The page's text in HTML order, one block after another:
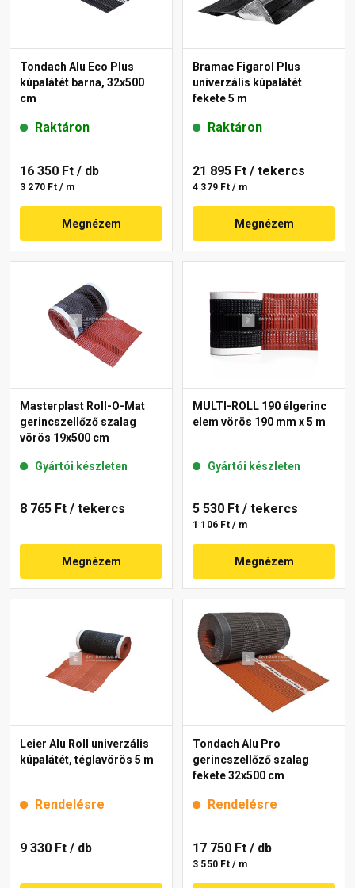
Tondach Alu Eco Plus
kúpalátét barna, 32x500
cm
Raktáron
16 350 Ft / db
3 270 Ft / m
Megnézem
Bramac Figarol Plus
univerzális kúpalátét
fekete 5 m
Raktáron
21 895 Ft / tekercs
4 379 Ft / m
Megnézem
Masterplast Roll-O-Mat
gerincszellőző szalag
vörös 19x500 cm
Gyártói készleten
8 765 Ft / tekercs
Megnézem
MULTI-ROLL 190 élgerinc
elem vörös 190 mm x 5 m
Gyártói készleten
5 530 Ft / tekercs
1 106 Ft / m
Megnézem
Leier Alu Roll univerzális
kúpalátét, téglavörös 5 m
Rendelésre
9 330 Ft / db
Tondach Alu Pro
gerincszellőző szalag
fekete 32x500 cm
Rendelésre
17 750 Ft / db
3 550 Ft / m